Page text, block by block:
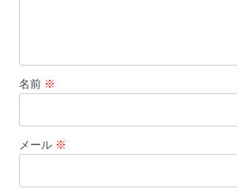
名前 ※
メール ※